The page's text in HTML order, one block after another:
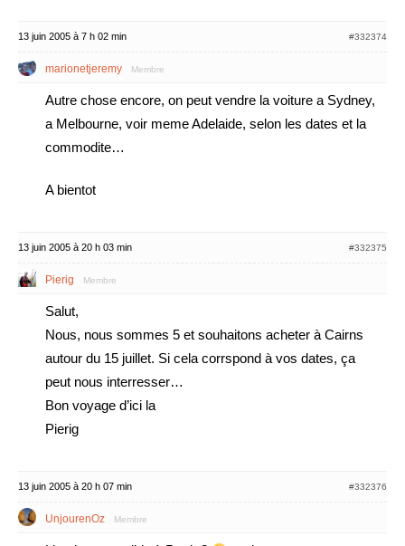
13 juin 2005 à 7 h 02 min #332374
marionetjeremy Membre
Autre chose encore, on peut vendre la voiture a Sydney,
a Melbourne, voir meme Adelaide, selon les dates et la
commodite…
A bientot
13 juin 2005 à 20 h 03 min #332375
Pierig Membre
Salut,
Nous, nous sommes 5 et souhaitons acheter à Cairns
autour du 15 juillet. Si cela corrspond à vos dates, ça
peut nous interresser…
Bon voyage d’ici la
Pierig
13 juin 2005 à 20 h 07 min #332376
UnjourenOz Membre